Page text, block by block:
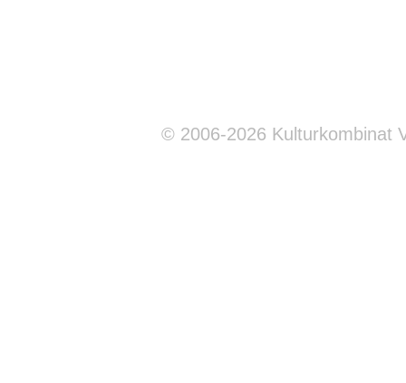
© 2006-2026